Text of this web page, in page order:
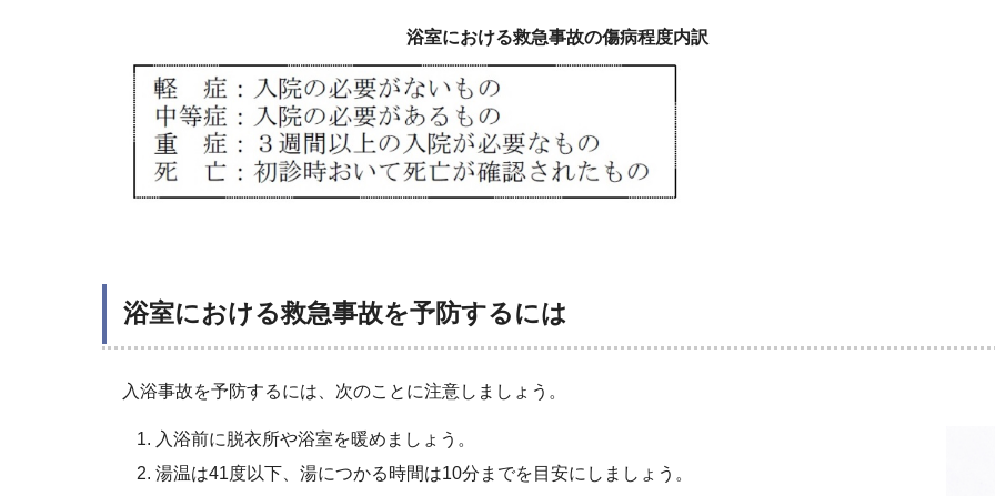
浴室における救急事故の傷病程度内訳
浴室における救急事故を予防するには
入浴事故を予防するには、次のことに注意しましょう。
入浴前に脱衣所や浴室を暖めましょう。
湯温は41度以下、湯につかる時間は10分までを目安にしましょう。